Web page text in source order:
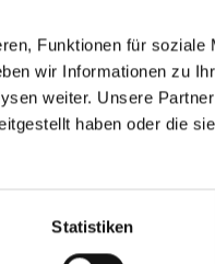
Funktionen für soziale
wir Informationen zu
weiter. Unsere
haben oder die
Statistiken
Adalbert Welte-Saal. Der
-sorgte für die
Ilse Mock
Tänze auf und Sabine
dem „Stummen